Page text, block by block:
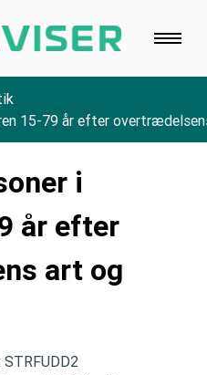
15-79 år efter
i
år efter
art og